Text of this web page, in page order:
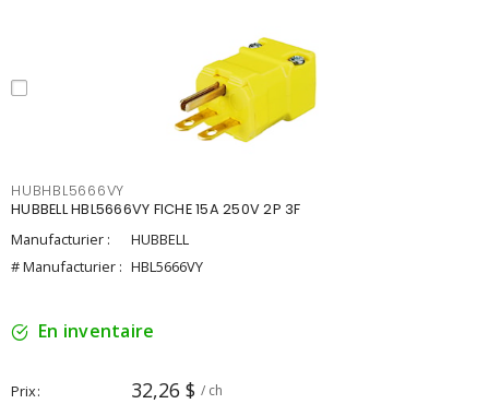
HUBHBL5666VY
HUBBELL HBL5666VY FICHE 15A 250V 2P 3F
Manufacturier :
HUBBELL
# Manufacturier : HBL5666VY
En inventaire
Prix 32,26 $ / ch